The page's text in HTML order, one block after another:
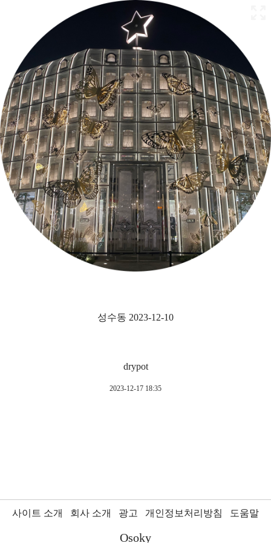
성수동 2023-12-10
drypot
2023-12-17 18:35
사이트 소개 회사 소개 광고 개인정보처리방침 도움말
Osoky